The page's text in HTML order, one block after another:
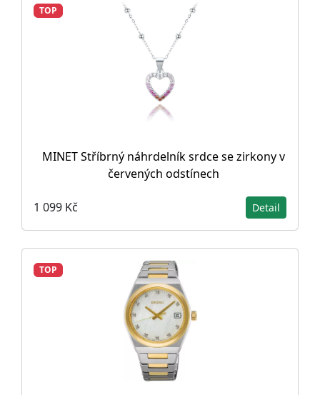
TOP
MINET Stříbrný náhrdelník srdce se zirkony v
červených odstínech
1 099 Kč Detail
TOP